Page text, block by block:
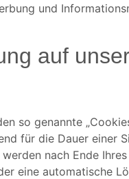
und
auf
so genannte
für die Dauer einer
nach Ende
eine automatische